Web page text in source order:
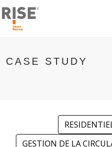
CASE STUDY
GESTION DE LA